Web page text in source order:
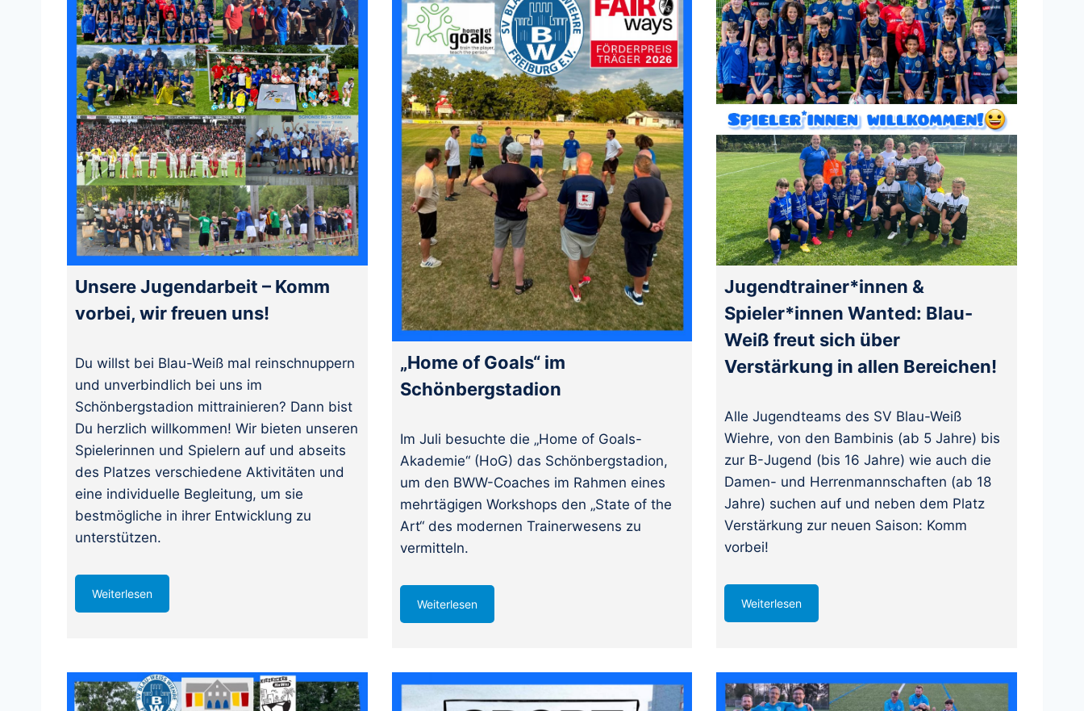
Unsere Jugendarbeit – Komm
vorbei, wir freuen uns!
Du willst bei Blau-Weiß mal reinschnuppern
und unverbindlich bei uns im
Schönbergstadion mittrainieren? Dann bist
Du herzlich willkommen! Wir bieten unseren
Spielerinnen und Spielern auf und abseits
des Platzes verschiedene Aktivitäten und
eine individuelle Begleitung, um sie
bestmögliche in ihrer Entwicklung zu
unterstützen.
Weiterlesen
„Home of Goals“ im
Schönbergstadion
Im Juli besuchte die „Home of Goals-
Akademie“ (HoG) das Schönbergstadion,
um den BWW-Coaches im Rahmen eines
mehrtägigen Workshops den „State of the
Art“ des modernen Trainerwesens zu
vermitteln.
Weiterlesen
Jugendtrainer*innen &
Spieler*innen Wanted: Blau-
Weiß freut sich über
Verstärkung in allen Bereichen!
Alle Jugendteams des SV Blau-Weiß
Wiehre, von den Bambinis (ab 5 Jahre) bis
zur B-Jugend (bis 16 Jahre) wie auch die
Damen- und Herrenmannschaften (ab 18
Jahre) suchen auf und neben dem Platz
Verstärkung zur neuen Saison: Komm
vorbei!
Weiterlesen